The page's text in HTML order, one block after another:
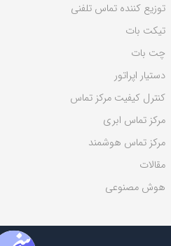
ا
ی
:
توزیع کننده تماس تلفنی
تیکت بات
چت بات
دستیار اپراتور
کنترل کیفیت مرکز تماس
مرکز تماس ابری
مرکز تماس هوشمند
مقالات
هوش مصنوعی